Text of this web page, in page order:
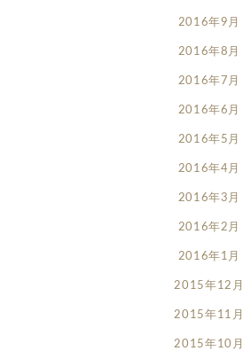
2016年9月
2016年8月
2016年7月
2016年6月
2016年5月
2016年4月
2016年3月
2016年2月
2016年1月
2015年12月
2015年11月
2015年10月